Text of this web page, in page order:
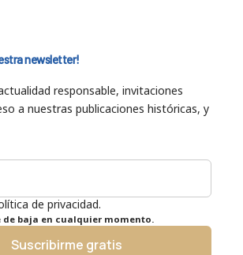
newsletter!
responsable, invitaciones
a nuestras publicaciones históricas, y
de privacidad.
de baja en cualquier momento.
Suscribirme gratis